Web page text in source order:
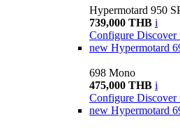
Hypermotard 950
739,000 THB i
Configure Discover
new Hypermotard
698 Mono
475,000 THB i
Configure Discover
new Hypermotard